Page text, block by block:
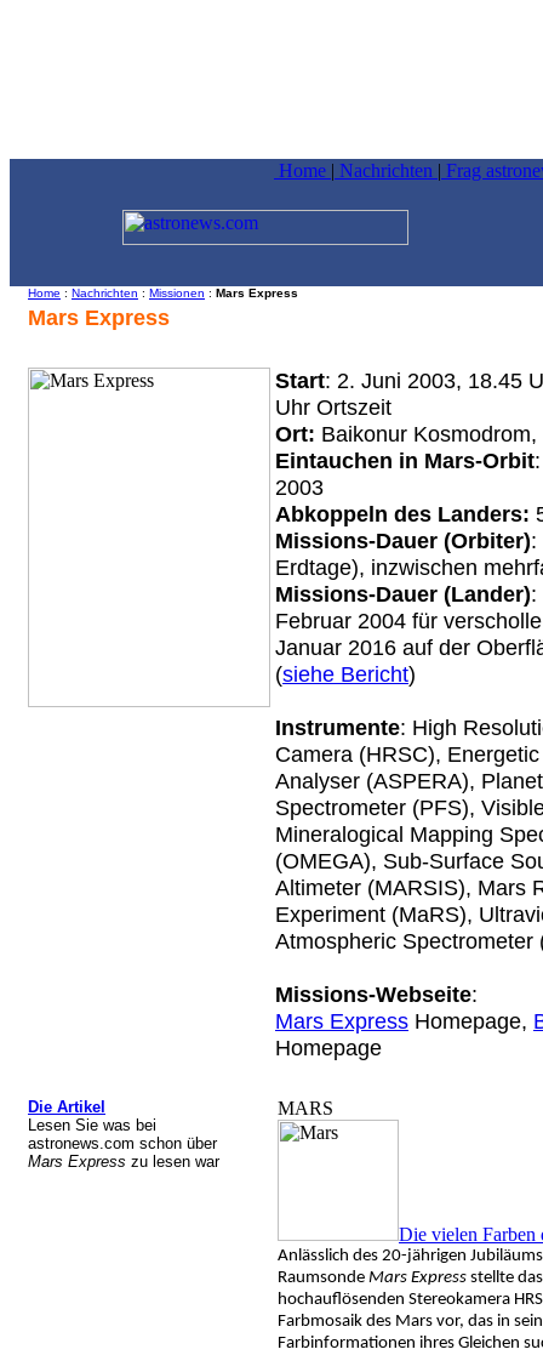
Home | Nachrichten | Frag
Home : Nachrichten : Missionen : Mars Express
Mars Express
Start: 2. Juni 2003, 18.45
Uhr Ortszeit
Ort: Baikonur
Eintauchen in Mars-Orbit
2003
Abkoppeln des Landers:
Missions-Dauer (Orbiter):
Erdtage), inzwischen
Missions-Dauer (Lander):
Februar 2004 für
Januar 2016 auf der
(siehe Bericht)
Instrumente: High
Camera (HRSC),
Analyser (ASPERA),
Spectrometer (PFS),
Mineralogical Mapping
(OMEGA), Sub-Surface
Altimeter (MARSIS), Mars
Experiment (MaRS),
Atmospheric Spectrometer
Missions-Webseite:
Mars Express Homepage,
Homepage
Die Artikel
Lesen Sie was bei
astronews.com schon über
Mars Express zu lesen war
MARS
Die vielen Farben
Anlässlich des 20-jährigen
Raumsonde Mars Express stellte
hochauflösenden Stereokamera
Farbmosaik des Mars vor, das in
Farbinformationen ihres Gleichen